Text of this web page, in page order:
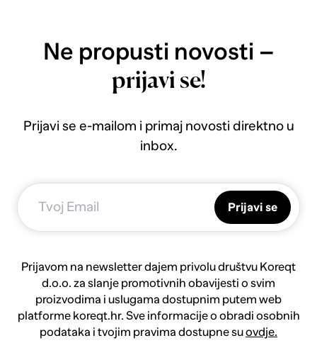
Ne propusti novosti –
prijavi se!
Prijavi se e-mailom i primaj novosti direktno u
inbox.
Prijavi se
Prijavom na newsletter dajem privolu društvu Koreqt
d.o.o. za slanje promotivnih obavijesti o svim
proizvodima i uslugama dostupnim putem web
platforme koreqt.hr. Sve informacije o obradi osobnih
podataka i tvojim pravima dostupne suovdje.